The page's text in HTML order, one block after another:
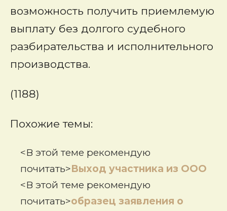
возможность получить приемлемую
выплату без долгого судебного
разбирательства и исполнительного
производства.
(1188)
Похожие темы:
<В этой теме рекомендую
почитать>Выход участника из ООО
<В этой теме рекомендую
почитать>образец заявления о